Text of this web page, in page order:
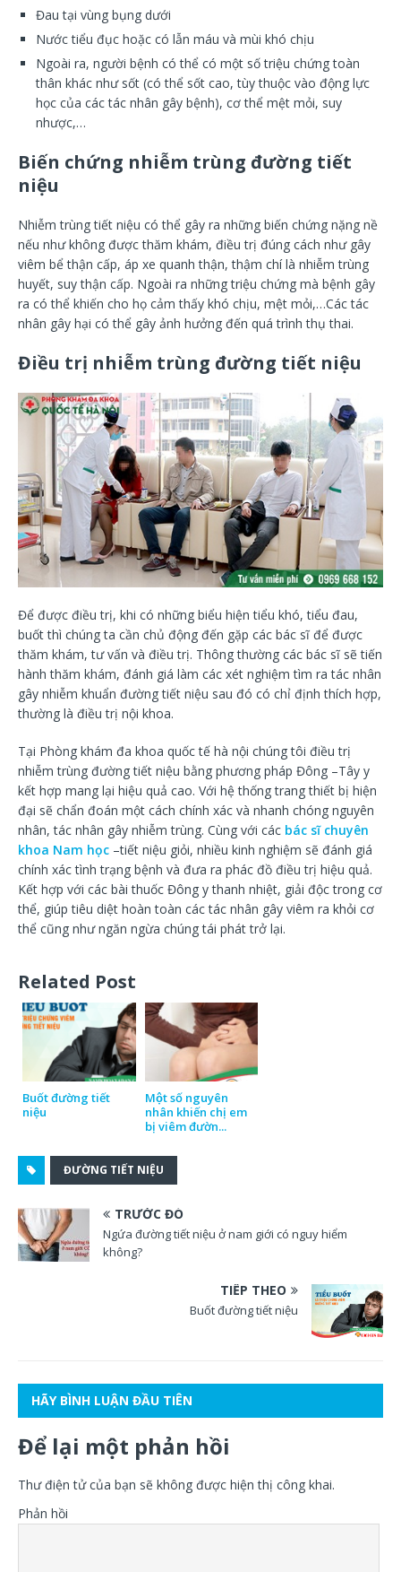
Đau tại vùng bụng dưới
Nước tiểu đục hoặc có lẫn máu và mùi khó chịu
Ngoài ra, người bệnh có thể có một số triệu chứng toàn
thân khác như sốt (có thể sốt cao, tùy thuộc vào động lực
học của các tác nhân gây bệnh), cơ thể mệt mỏi, suy
nhược,…
Biến chứng nhiễm trùng đường tiết
niệu
Nhiễm trùng tiết niệu có thể gây ra những biến chứng nặng nề
nếu như không được thăm khám, điều trị đúng cách như gây
viêm bể thận cấp, áp xe quanh thận, thậm chí là nhiễm trùng
huyết, suy thận cấp. Ngoài ra những triệu chứng mà bệnh gây
ra có thể khiến cho họ cảm thấy khó chịu, mệt mỏi,…Các tác
nhân gây hại có thể gây ảnh hưởng đến quá trình thụ thai.
Điều trị nhiễm trùng đường tiết niệu
Để được điều trị, khi có những biểu hiện tiểu khó, tiểu đau,
buốt thì chúng ta cần chủ động đến gặp các bác sĩ để được
thăm khám, tư vấn và điều trị. Thông thường các bác sĩ sẽ tiến
hành thăm khám, đánh giá làm các xét nghiệm tìm ra tác nhân
gây nhiễm khuẩn đường tiết niệu sau đó có chỉ định thích hợp,
thường là điều trị nội khoa.
Tại Phòng khám đa khoa quốc tế hà nội chúng tôi điều trị
nhiễm trùng đường tiết niệu bằng phương pháp Đông –Tây y
kết hợp mang lại hiệu quả cao. Với hệ thống trang thiết bị hiện
đại sẽ chẩn đoán một cách chính xác và nhanh chóng nguyên
nhân, tác nhân gây nhiễm trùng. Cùng với các bác sĩ chuyên
khoa Nam học –tiết niệu giỏi, nhiều kinh nghiệm sẽ đánh giá
chính xác tình trạng bệnh và đưa ra phác đồ điều trị hiệu quả.
Kết hợp với các bài thuốc Đông y thanh nhiệt, giải độc trong cơ
thể, giúp tiêu diệt hoàn toàn các tác nhân gây viêm ra khỏi cơ
thể cũng như ngăn ngừa chúng tái phát trở lại.
Related Post
Buốt đường tiết
niệu
Một số nguyên
nhân khiến chị em
bị viêm đườn...
ĐƯỜNG TIẾT NIỆU
TRƯỚC ĐÓ
Ngứa đường tiết niệu ở nam giới có nguy hiểm
không?
TIẾP THEO
Buốt đường tiết niệu
HÃY BÌNH LUẬN ĐẦU TIÊN
Để lại một phản hồi
Thư điện tử của bạn sẽ không được hiện thị công khai.
Phản hồi